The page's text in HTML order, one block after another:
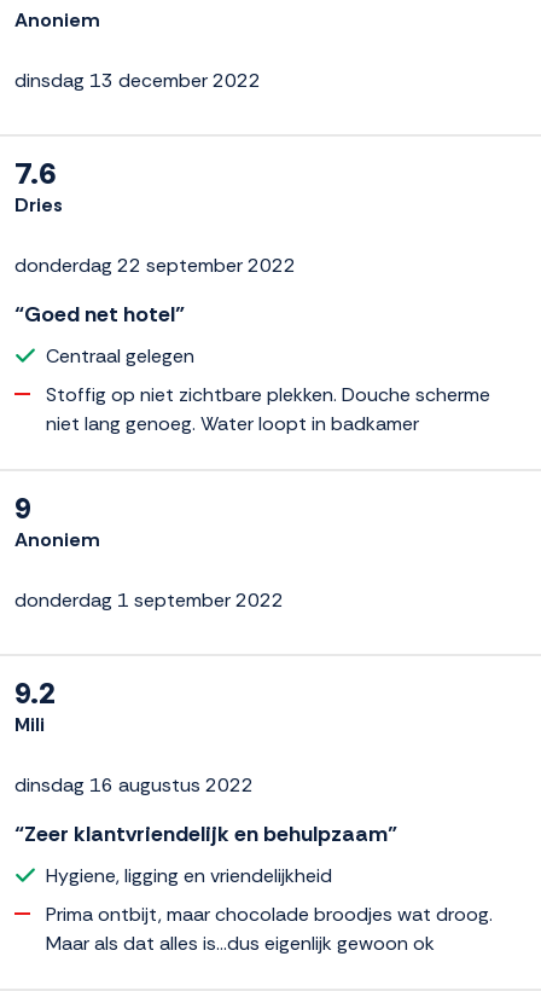
Anoniem
dinsdag 13 december 2022
7.6
Dries
donderdag 22 september 2022
“Goed net hotel”
Centraal gelegen
Stoffig op niet zichtbare plekken. Douche scherme
niet lang genoeg. Water loopt in badkamer
9
Anoniem
donderdag 1 september 2022
9.2
Mili
dinsdag 16 augustus 2022
“Zeer klantvriendelijk en behulpzaam”
Hygiene, ligging en vriendelijkheid
Prima ontbijt, maar chocolade broodjes wat droog.
Maar als dat alles is...dus eigenlijk gewoon ok